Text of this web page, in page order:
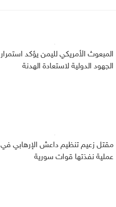
المبعوث الأمريكي لليمن يؤكد استمرار
الجهود الدولية لاستعادة الهدنة
مقتل زعيم تنظيم داعش الإرهابي في
عملية نفذتها قوات سورية